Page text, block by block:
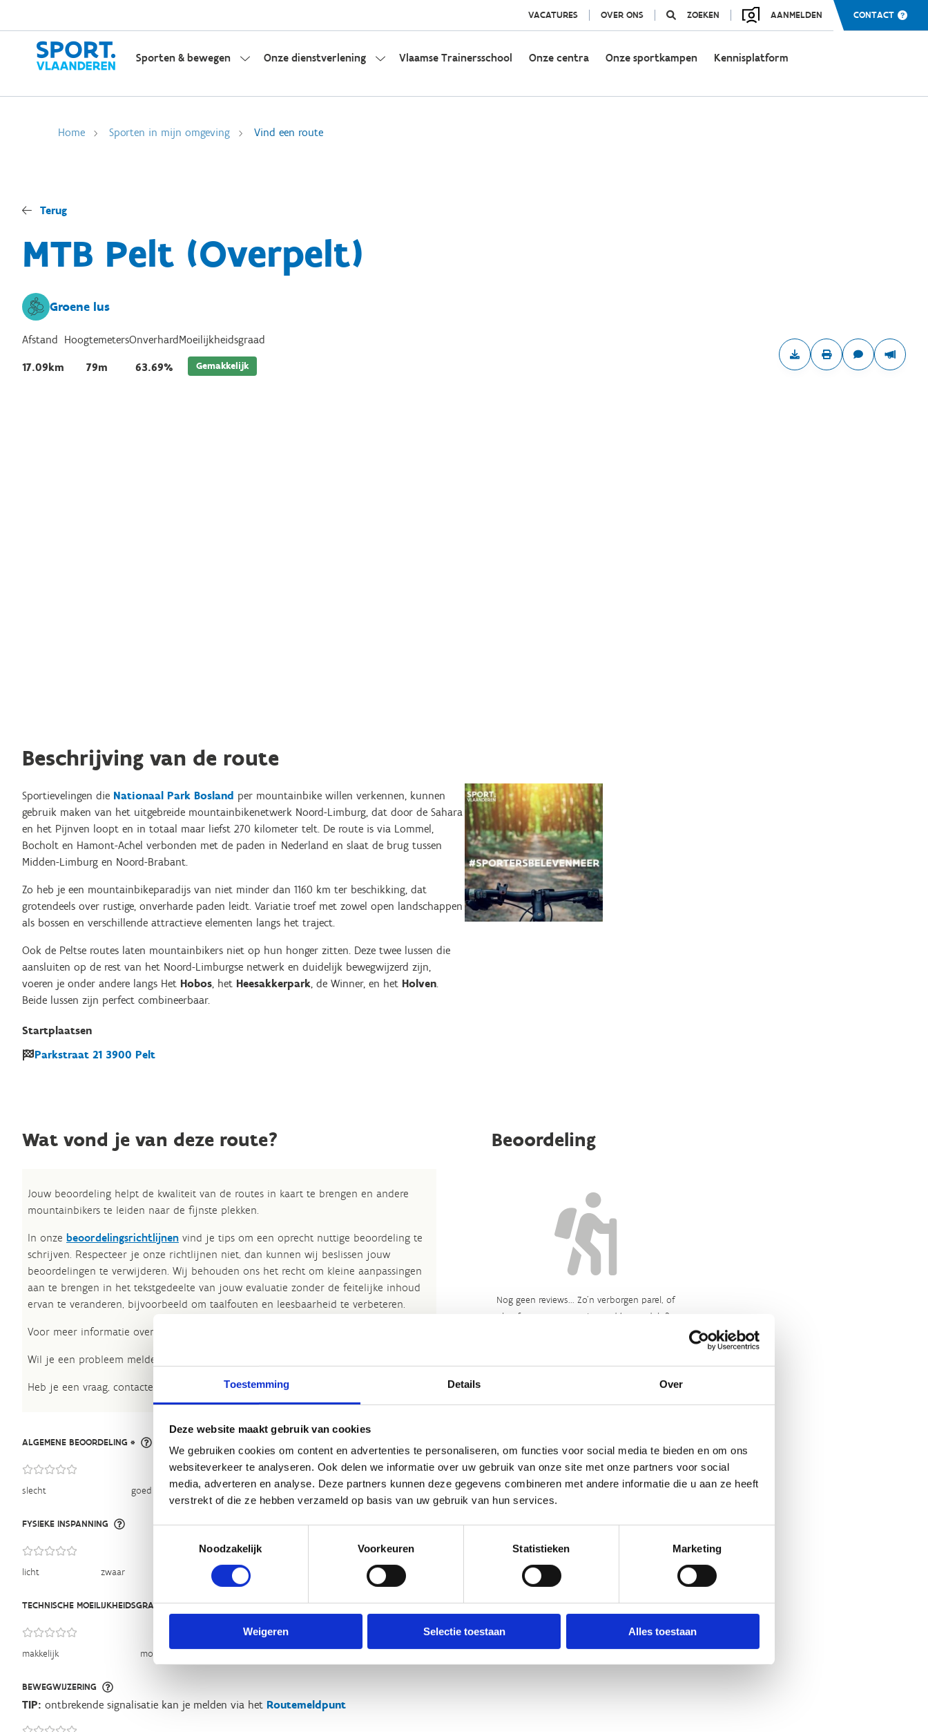
Toestemming Details Over
Deze website maakt gebruik van cookies
We gebruiken cookies om content en advertenties te personaliseren, om functies voor social media te bieden en om ons
websiteverkeer te analyseren. Ook delen we informatie over uw gebruik van onze site met onze partners voor social
media, adverteren en analyse. Deze partners kunnen deze gegevens combineren met andere informatie die u aan ze heeft
verstrekt of die ze hebben verzameld op basis van uw gebruik van hun services.
Noodzakelijk
Voorkeuren Statistieken Marketing
Weigeren Selectie toestaan Alles toestaan
VACATURES OVER ONS ZOEKEN AANMELDEN CONTACT
Sporten & bewegen Onze dienstverlening Vlaamse Trainersschool Onze centra Onze sportkampen Kennisplatform
Home Sporten in mijn omgeving Vind een route
Terug
MTB Pelt (Overpelt)
Groene lus
Afstand
17.09km
Hoogtemeters
79m
Onverhard
63.69%
Moeilijkheidsgraad
Gemakkelijk
Beschrijving van de route
Sportievelingen die Nationaal Park Bosland per mountainbike willen verkennen, kunnen
gebruik maken van het uitgebreide mountainbikenetwerk Noord-Limburg, dat door de Sahara
en het Pijnven loopt en in totaal maar liefst 270 kilometer telt. De route is via Lommel,
Bocholt en Hamont-Achel verbonden met de paden in Nederland en slaat de brug tussen
Midden-Limburg en Noord-Brabant.
Zo heb je een mountainbikeparadijs van niet minder dan 1160 km ter beschikking, dat
grotendeels over rustige, onverharde paden leidt. Variatie troef met zowel open landschappen
als bossen en verschillende attractieve elementen langs het traject.
Ook de Peltse routes laten mountainbikers niet op hun honger zitten. Deze twee lussen die
aansluiten op de rest van het Noord-Limburgse netwerk en duidelijk bewegwijzerd zijn,
voeren je onder andere langs Het Hobos, het Heesakkerpark, de Winner, en het Holven.
Beide lussen zijn perfect combineerbaar.
Startplaatsen
Parkstraat 21 3900 Pelt
Wat vond je van deze route?
Jouw beoordeling helpt de kwaliteit van de routes in kaart te brengen en andere
mountainbikers te leiden naar de fijnste plekken.
In onze beoordelingsrichtlijnen vind je tips om een oprecht nuttige beoordeling te
schrijven. Respecteer je onze richtlijnen niet, dan kunnen wij beslissen jouw
beoordelingen te verwijderen. Wij behouden ons het recht om kleine aanpassingen
aan te brengen in het tekstgedeelte van jouw evaluatie zonder de feitelijke inhoud
ervan te veranderen, bijvoorbeeld om taalfouten en leesbaarheid te verbeteren.​
Voor meer informatie over onze routestructuren, neem een kijkje bij de
Wil je een probleem melden op een route? Ga dan naar het
Heb je een vraag, contacteer ons via sportievevrijetijd@sport.vlaanderen
ALGEMENE BEOORDELING *
slecht goed
FYSIEKE INSPANNING
licht zwaar
TECHNISCHE MOEILIJKHEIDSGRAAD
makkelijk moeilijk
BEWEGWIJZERING
TIP: ontbrekende signalisatie kan je melden via het Routemeldpunt
Beoordeling
Nog geen reviews... Zo’n verborgen parel, of
heeft gewoon nog niemand ‘m ontdekt?